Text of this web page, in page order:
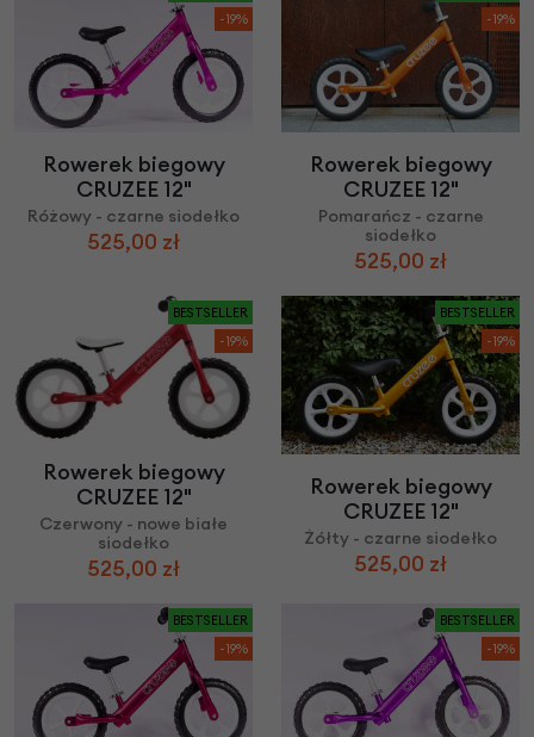
-19%
Rowerek biegowy
CRUZEE 12"
Różowy - czarne siodełko
525,00 zł
-19%
Rowerek biegowy
CRUZEE 12"
Pomarańcz - czarne
siodełko
525,00 zł
BESTSELLER
-19%
Rowerek biegowy
CRUZEE 12"
Czerwony - nowe białe
siodełko
525,00 zł
BESTSELLER
-19%
Rowerek biegowy
CRUZEE 12"
Żółty - czarne siodełko
525,00 zł
BESTSELLER
-19%
BESTSELLER
-19%